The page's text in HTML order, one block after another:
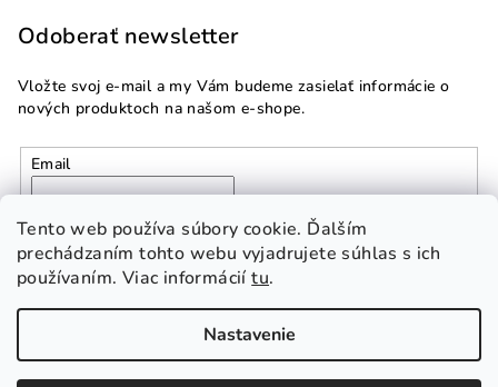
Tento web používa súbory cookie. Ďalším
prechádzaním tohto webu vyjadrujete súhlas s ich
používaním. Viac informáciítu.
Nastavenie
Odoberať newsletter
Vložte svoj e-mail a my Vám budeme zasielať informácie o
nových produktoch na našom e-shope.
Email
Vložením e-mailu súhlasíte s
podmienkami ochrany
osobných údajov
Prihlásiť sa